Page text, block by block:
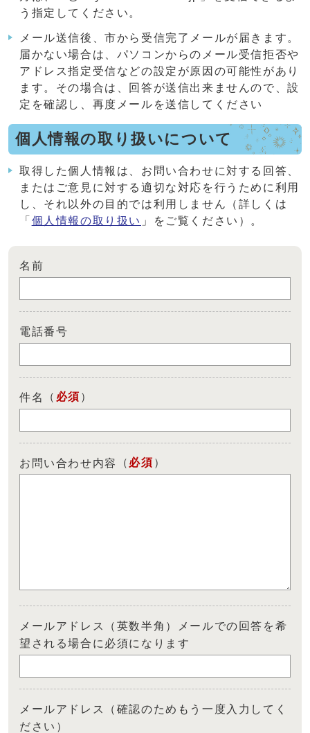
う指定してください。
メール送信後、市から受信完了メールが届きます。
届かない場合は、パソコンからのメール受信拒否や
アドレス指定受信などの設定が原因の可能性があり
ます。その場合は、回答が送信出来ませんので、設
定を確認し、再度メールを送信してください
個人情報の取り扱いについて
取得した個人情報は、お問い合わせに対する回答、
またはご意見に対する適切な対応を行うために利用
し、それ以外の目的では利用しません（詳しくは
「 個人情報の取り扱い 」をご覧ください）。
名前
電話番号
件名 （ 必須 ）
お問い合わせ内容 （ 必須 ）
メールアドレス（英数半角）メールでの回答を希
望される場合に必須になります
メールアドレス（確認のためもう一度入力してく
ださい）